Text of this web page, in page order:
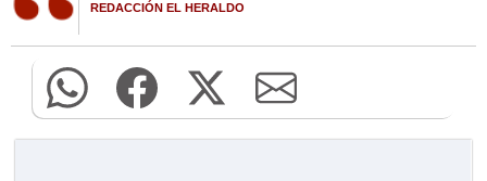
REDACCIÓN EL HERALDO